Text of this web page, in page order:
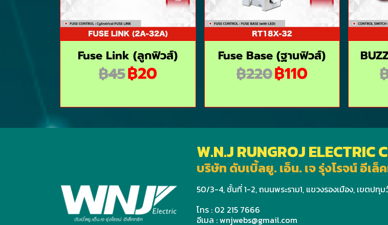
Fuse Link (ลูกฟิวส์)
฿45฿20
Fuse Base (ฺฐานฟิวส์)
฿220฿110
W.N.J RUNGROJ ELECTRIC
บริษัท ดับเบิ้ลยู. เอ็น. เจ รุ่งโรจน์ อีเล็
50/3-4, ชั้นที่ 1-2, ถนนพระราม1, แขวงรองเมือง, เขตปทุ
โทร : 02 215 7666
อีเมล : wnjwebs@gmail.com